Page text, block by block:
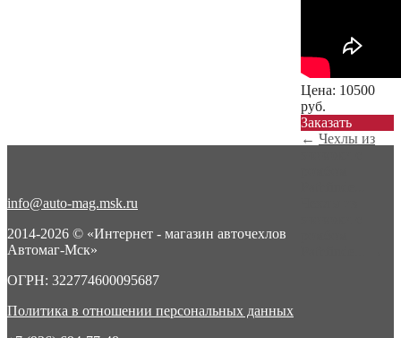
Цена: 10500
руб.
Заказать
← Чехлы из
info@auto-mag.msk.ru
2014-2026 © «Интернет - магазин авточехлов
Автомаг-Мск»
ОГРН: 322774600095687
Политика в отношении персональных данных